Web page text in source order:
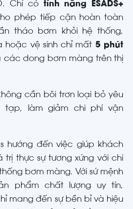
Chỉ có tính năng ESADS+
phép tiếp cận hoàn toàn
tháo bơm khỏi hệ thống,
hoặc vệ sinh chỉ mất 5 phút
các dong bơm màng trên thị
cần bôi trơn loại bỏ yêu
tạp, làm giảm chi phí vận
hướng đến việc giúp khách
thực sự tương xứng với chi
bơm màng. Với sứ mệnh
phẩm chất lượng uy tín,
mang đến sự bền bỉ và hiệu